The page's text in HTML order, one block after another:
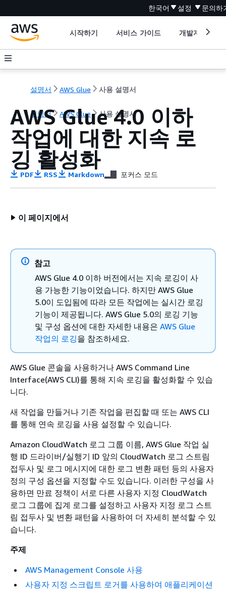
한국어 설정 문의하
시작하기 서비스 가이드 개발자 도구
설명서 AWS Glue 사용 설명서
설명서 AWS Glue 사용 설명서
AWS Glue 4.0 이하
작업에 대한 지속 로
깅 활성화
PDF RSS Markdown 포커스 모드
이 페이지에서
참고
AWS Glue 4.0 이하 버전에서는 지속 로깅이 사
용 가능한 기능이었습니다. 하지만 AWS Glue
5.0이 도입됨에 따라 모든 작업에는 실시간 로깅
기능이 제공됩니다. AWS Glue 5.0의 로깅 기능
및 구성 옵션에 대한 자세한 내용은 AWS Glue
작업의 로깅을 참조하세요.
AWS Glue 콘솔을 사용하거나 AWS Command Line
Interface(AWS CLI)를 통해 지속 로깅을 활성화할 수 있습
니다.
새 작업을 만들거나 기존 작업을 편집할 때 또는 AWS CLI
를 통해 연속 로깅을 사용 설정할 수 있습니다.
Amazon CloudWatch 로그 그룹 이름, AWS Glue 작업 실
행 ID 드라이버/실행기 ID 앞의 CloudWatch 로그 스트림
접두사 및 로그 메시지에 대한 로그 변환 패턴 등의 사용자
정의 구성 옵션을 지정할 수도 있습니다. 이러한 구성을 사
용하면 만료 정책이 서로 다른 사용자 지정 CloudWatch
로그 그룹에 집계 로그를 설정하고 사용자 지정 로그 스트
림 접두사 및 변환 패턴을 사용하여 더 자세히 분석할 수 있
습니다.
주제
AWS Management Console 사용
사용자 지정 스크립트 로거를 사용하여 애플리케이션